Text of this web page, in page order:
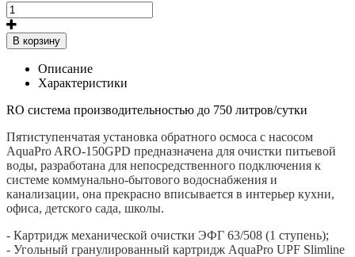
В корзину
Описание
Характеристики
RO система производительностью до 750 литров/сутки
Пятиступенчатая установка обратного осмоса с насосом
AquaPro ARO-150GPD предназначена для очистки питьевой
воды, разработана для непосредственного подключения к
системе коммунально-бытового водоснабжения и
канализации, она прекрасно вписывается в интерьер кухни,
офиса, детского сада, школы.
- Картридж механической очистки ЭФГ 63/508 (1 ступень);
- Угольный гранулированный картридж AquaPro UPF Slimline